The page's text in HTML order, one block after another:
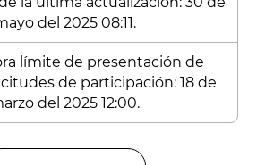
del 2025 08:11.
límite de presentación de
de participación: 18 de
del 2025 12:00.